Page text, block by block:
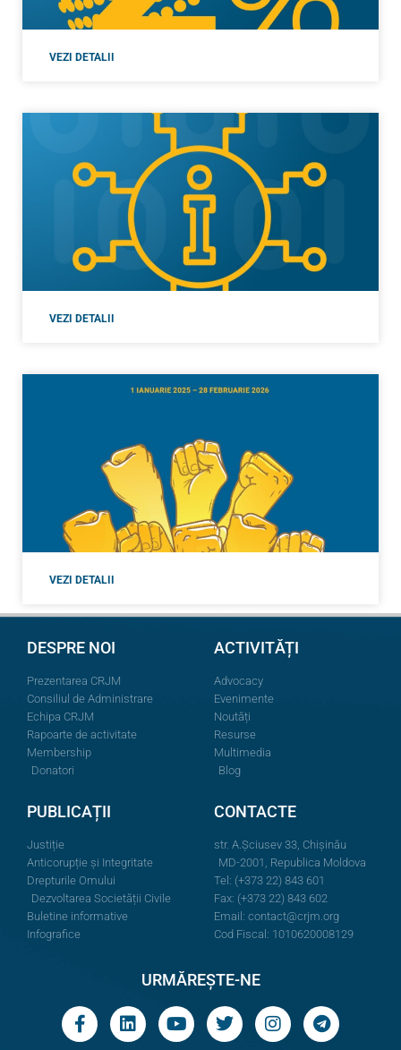
VEZI DETALII
VEZI DETALII
VEZI DETALII
DESPRE NOI
Prezentarea CRJM
Consiliul de Administrare
Echipa CRJM
Rapoarte de activitate
Membership
Donatori
ACTIVITĂȚI
Advocacy
Evenimente
Noutăți
Resurse
Multimedia
Blog
PUBLICAȚII
Justiție
Anticorupție și Integritate
Drepturile Omului
Dezvoltarea Societății Civile
Buletine informative
Infografice
CONTACTE
str. A.Şciusev 33, Chișinău
MD-2001, Republica Moldova
Tel: (+373 22) 843 601
Fax: (+373 22) 843 602
Email: contact@crjm.org
Cod Fiscal: 1010620008129
URMĂREȘTE-NE